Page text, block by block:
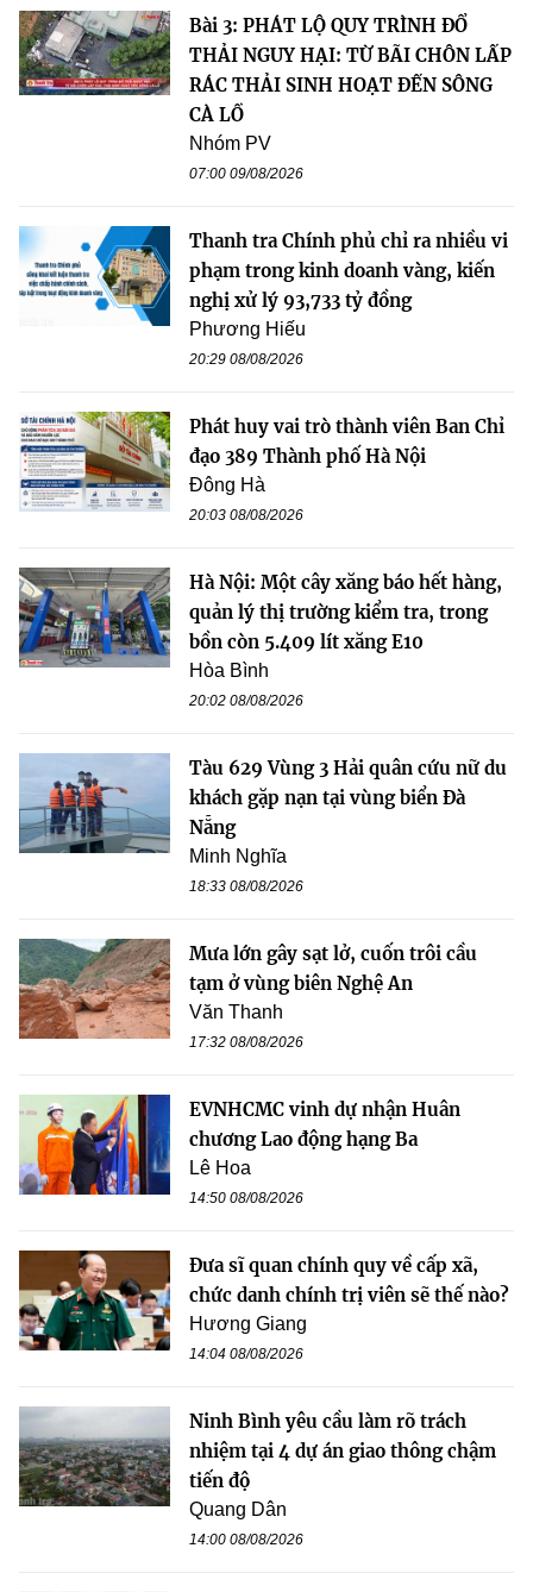
Bài 3: PHÁT LỘ QUY TRÌNH ĐỔ
THẢI NGUY HẠI: TỪ BÃI CHÔN LẤP
RÁC THẢI SINH HOẠT ĐẾN SÔNG
CÀ LỒ
Nhóm PV
07:00 09/08/2026
Thanh tra Chính phủ chỉ ra nhiều vi
phạm trong kinh doanh vàng, kiến
nghị xử lý 93,733 tỷ đồng
Phương Hiếu
20:29 08/08/2026
Phát huy vai trò thành viên Ban Chỉ
đạo 389 Thành phố Hà Nội
Đông Hà
20:03 08/08/2026
Hà Nội: Một cây xăng báo hết hàng,
quản lý thị trường kiểm tra, trong
bồn còn 5.409 lít xăng E10
Hòa Bình
20:02 08/08/2026
Tàu 629 Vùng 3 Hải quân cứu nữ du
khách gặp nạn tại vùng biển Đà
Nẵng
Minh Nghĩa
18:33 08/08/2026
Mưa lớn gây sạt lở, cuốn trôi cầu
tạm ở vùng biên Nghệ An
Văn Thanh
17:32 08/08/2026
EVNHCMC vinh dự nhận Huân
chương Lao động hạng Ba
Lê Hoa
14:50 08/08/2026
Đưa sĩ quan chính quy về cấp xã,
chức danh chính trị viên sẽ thế nào?
Hương Giang
14:04 08/08/2026
Ninh Bình yêu cầu làm rõ trách
nhiệm tại 4 dự án giao thông chậm
tiến độ
Quang Dân
14:00 08/08/2026